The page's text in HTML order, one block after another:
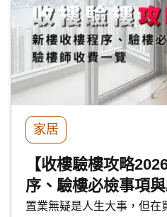
家居
【收樓驗樓攻略
序、驗樓必檢事項
覽
置業無疑是人生大事，但在